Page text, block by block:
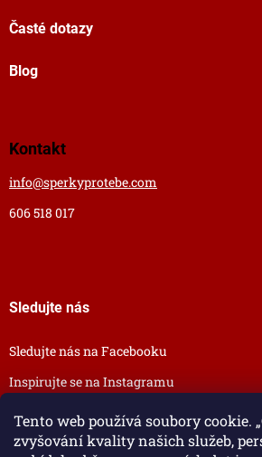
Tento web používá soubory cookie.
zvyšování kvality našich služeb,
Časté dotazy
Blog
Kontakt
info@sperkyprotebe.com
606 518 017
Sledujte nás
Sledujte nás na Facebooku
Inspirujte se na Instagramu